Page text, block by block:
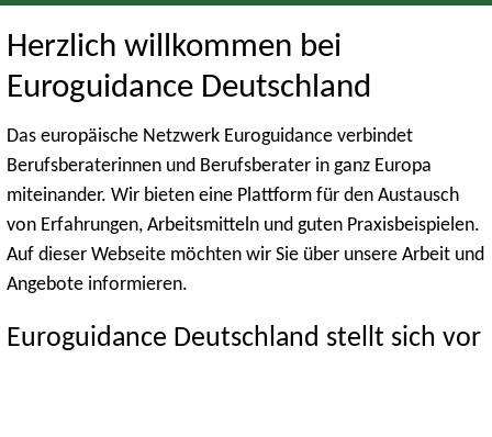
Herzlich willkommen bei
Euroguidance Deutschland
Das europäische Netzwerk Euroguidance verbindet
Berufsberaterinnen und Berufsberater in ganz Europa
miteinander. Wir bieten eine Plattform für den Austausch
von Erfahrungen, Arbeitsmitteln und guten Praxisbeispielen.
Auf dieser Webseite möchten wir Sie über unsere Arbeit und
Angebote informieren.
Euroguidance Deutschland stellt sich vor